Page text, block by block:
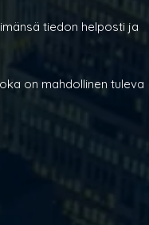
tiedon helposti ja
on mahdollinen tuleva